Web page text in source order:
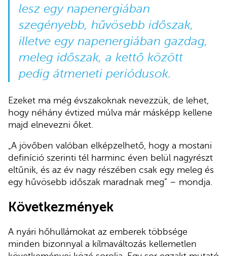
lesz egy napenergiában
szegényebb, hűvösebb időszak,
illetve egy napenergiában gazdag,
meleg időszak, a kettő között
pedig átmeneti periódusok.
Ezeket ma még évszakoknak nevezzük, de lehet,
hogy néhány évtized múlva már másképp kellene
majd elnevezni őket.
„A jövőben valóban elképzelhető, hogy a mostani
definíció szerinti tél harminc éven belül nagyrészt
eltűnik, és az év nagy részében csak egy meleg és
egy hűvösebb időszak maradnak meg” – mondja.
Következmények
A nyári hőhullámokat az emberek többsége
minden bizonnyal a kílmaváltozás kellemetlen